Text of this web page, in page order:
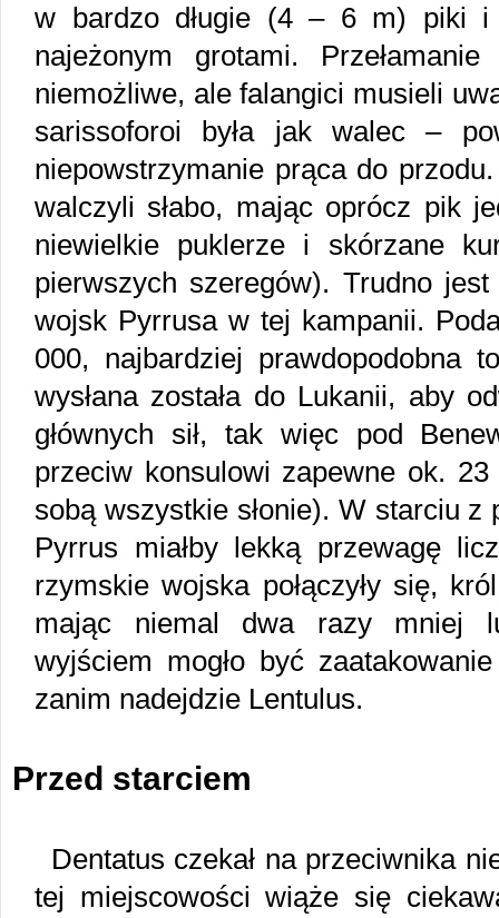
w bardzo długie (4 – 6 m) piki i
najeżonym grotami.
niemożliwe, ale falangici musieli
sarissoforoi była jak walec –
niepowstrzymanie prąca do
walczyli słabo, mając oprócz pik
niewielkie puklerze i skórzane
pierwszych szeregów). Trudno
wojsk Pyrrusa w tej kampanii.
000, najbardziej
wysłana została do Lukanii, aby
głównych sił, tak więc pod
przeciw konsulowi zapewne ok. 23
sobą wszystkie słonie). W starciu
Pyrrus miałby lekką przewagę
rzymskie wojska połączyły się,
mając niemal dwa razy mniej
wyjściem mogło być
zanim nadejdzie Lentulus.
Przed starciem
Dentatus czekał na przeciwnika
tej miejscowości wiąże się